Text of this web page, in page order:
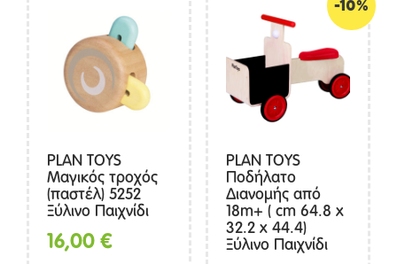
PLAN TOYS
Μαγικός τροχός
(παστέλ) 5252
Ξύλινο Παιχνίδι
16,00€
-10%
PLAN TOYS
Ποδήλατο
Διανομής από
18m+ ( cm 64.8 x
32.2 x 44.4)
Ξύλινο Παιχνίδι